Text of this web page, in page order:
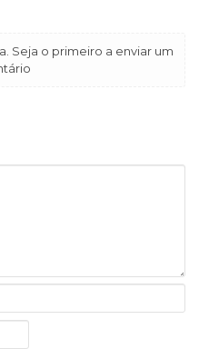
Seja o primeiro a enviar um